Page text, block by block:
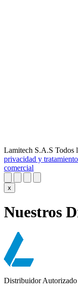
Lamitech S.A.S Todos
privacidad y
comercial
x
Nuestros
Distribuidor Autorizado